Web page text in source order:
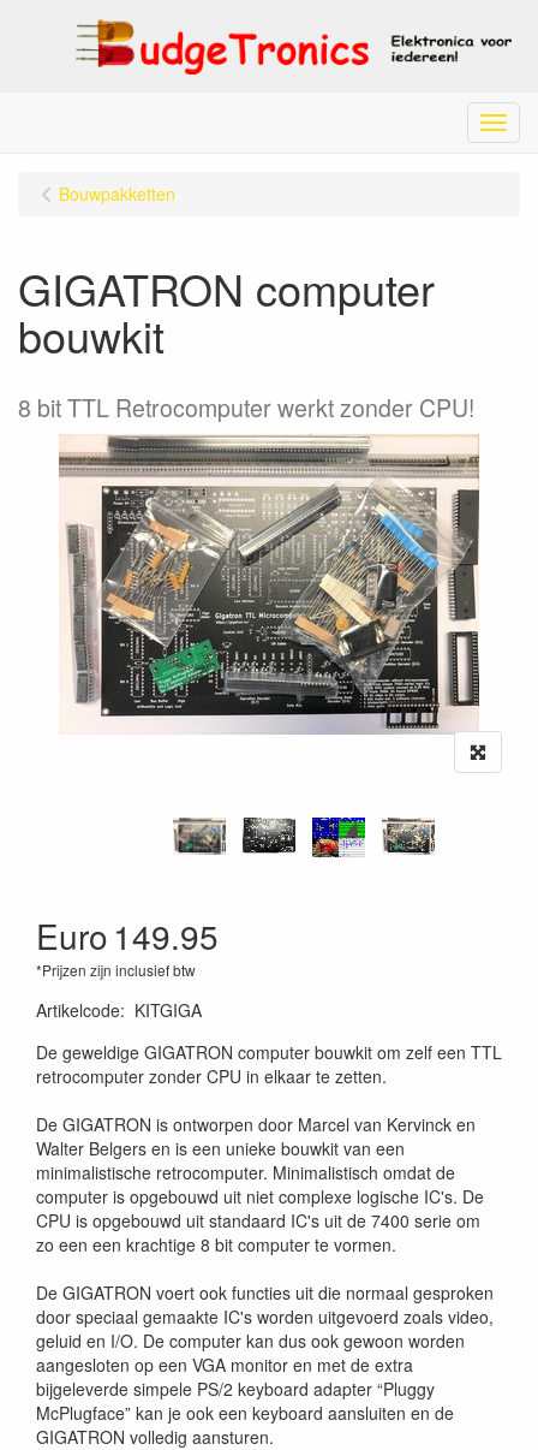
Menu
Bouwpakketten
GIGATRON computer
bouwkit
8 bit TTL Retrocomputer werkt zonder CPU!
Euro149.95
*Prijzen zijn inclusief btw
Artikelcode: KITGIGA
De geweldige GIGATRON computer bouwkit om zelf een TTL
retrocomputer zonder CPU in elkaar te zetten.
De GIGATRON is ontworpen door Marcel van Kervinck en
Walter Belgers en is een unieke bouwkit van een
minimalistische retrocomputer. Minimalistisch omdat de
computer is opgebouwd uit niet complexe logische IC's. De
CPU is opgebouwd uit standaard IC's uit de 7400 serie om
zo een een krachtige 8 bit computer te vormen.
De GIGATRON voert ook functies uit die normaal gesproken
door speciaal gemaakte IC's worden uitgevoerd zoals video,
geluid en I/O. De computer kan dus ook gewoon worden
aangesloten op een VGA monitor en met de extra
bijgeleverde simpele PS/2 keyboard adapter “Pluggy
McPlugface” kan je ook een keyboard aansluiten en de
GIGATRON volledig aansturen.